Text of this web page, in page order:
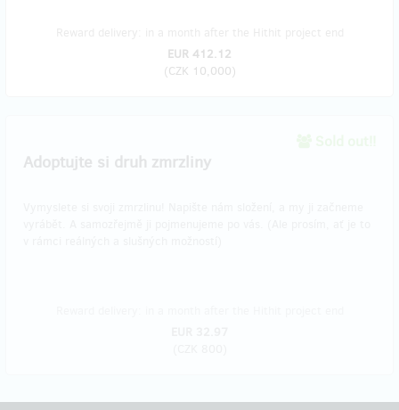
EUR 412.12
(CZK 10,000)
​Adoptujte si druh zmrzliny